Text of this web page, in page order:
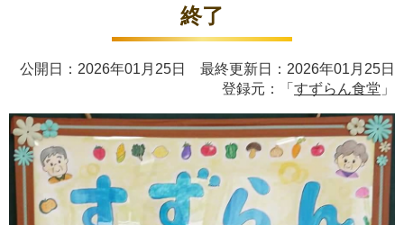
終了
公開日：2026年01月25日 最終更新日：2026年01月25日
登録元：「 すずらん食堂 」